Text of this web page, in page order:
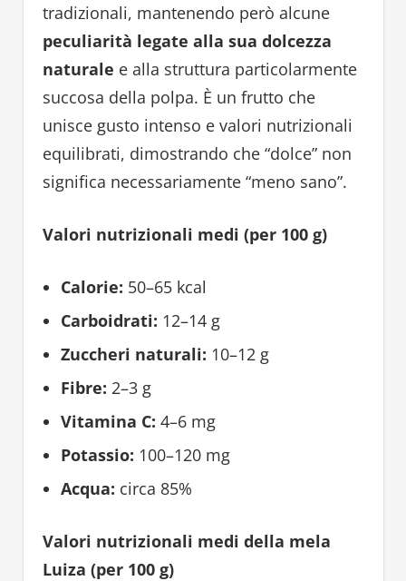
tradizionali, mantenendo però alcune
peculiarità legate alla sua dolcezza
naturale e alla struttura particolarmente
succosa della polpa. È un frutto che
unisce gusto intenso e valori nutrizionali
equilibrati, dimostrando che “dolce” non
significa necessariamente “meno sano”.
Valori nutrizionali medi (per 100 g)
Calorie: 50–65 kcal
Carboidrati: 12–14 g
Zuccheri naturali: 10–12 g
Fibre: 2–3 g
Vitamina C: 4–6 mg
Potassio: 100–120 mg
Acqua: circa 85%
Valori nutrizionali medi della mela
Luiza (per 100 g)